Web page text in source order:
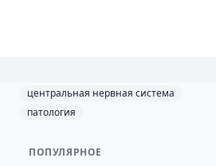
центральная нервная система
патология
ПОПУЛЯРНОЕ